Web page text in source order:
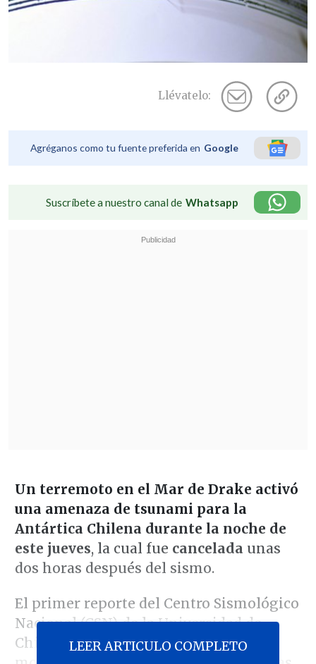
Llévatelo:
Agréganos como tu fuente preferida en Google
Suscríbete a nuestro canal de Whatsapp
Un terremoto en el Mar de Drake activó
una amenaza de tsunami para la
Antártica Chilena durante la noche de
este jueves, la cual fue cancelada unas
dos horas después del sismo.
El primer reporte del Centro Sismológico
Nacional (CSN) de la Universidad de
Chile indicó que la magnitud del
LEER ARTICULO COMPLETO